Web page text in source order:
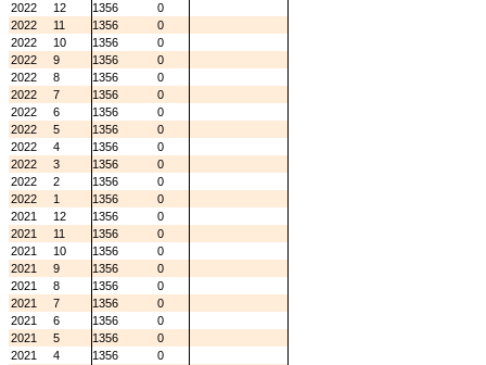
2022
12 1356
0
2022
11 1356
0
2022
10 1356
0
2022
9 1356
0
2022
8 1356
0
2022
7 1356
0
2022
6 1356
0
2022
5 1356
0
2022
4 1356
0
2022
3 1356
0
2022
2 1356
0
2022
1 1356
0
2021
12 1356
0
2021
11 1356
0
2021
10 1356
0
2021
9 1356
0
2021
8 1356
0
2021
7 1356
0
2021
6 1356
0
2021
5 1356
0
2021
4 1356
0